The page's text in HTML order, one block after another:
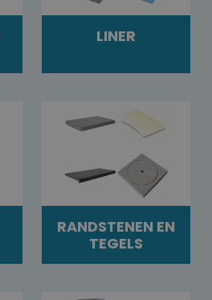
LINER
RANDSTENEN EN
TEGELS